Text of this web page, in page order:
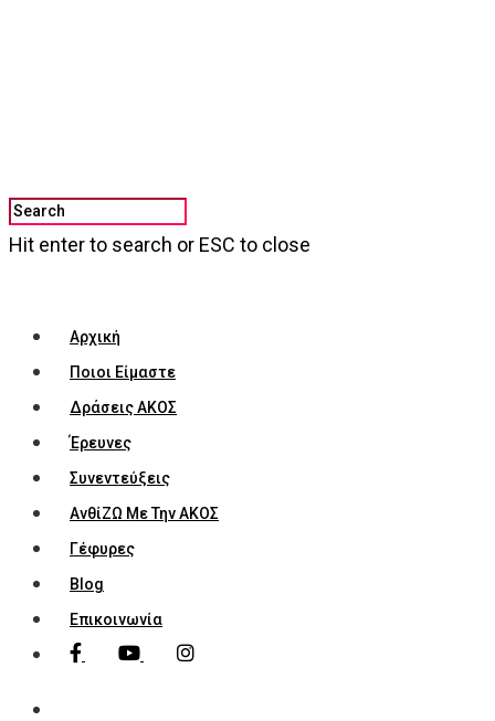
Hit enter to search or ESC to close
Αρχική
Ποιοι Είμαστε
Δράσεις ΑΚΟΣ
Έρευνες
Συνεντεύξεις
ΑνθίΖΩ Με Την ΑΚΟΣ
Γέφυρες
Blog
Επικοινωνία